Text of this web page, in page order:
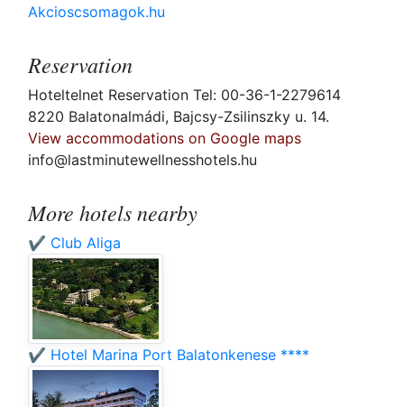
Akcioscsomagok.hu
Reservation
Hoteltelnet Reservation Tel: 00-36-1-2279614
8220 Balatonalmádi, Bajcsy-Zsilinszky u. 14.
View accommodations on Google maps
info@lastminutewellnesshotels.hu
More hotels nearby
✔️ Club Aliga
✔️ Hotel Marina Port Balatonkenese ****